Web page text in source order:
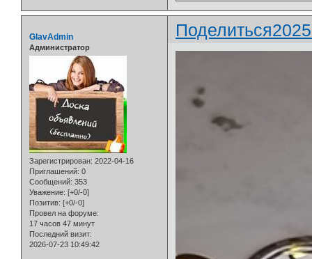
Поделиться
GlavAdmin
Администратор
Зарегистрирован: 2022-04-16
Приглашений: 0
Сообщений: 353
Уважение: [+0/-0]
Позитив: [+0/-0]
Провел на форуме:
17 часов 47 минут
Последний визит:
2026-07-23 10:49:42